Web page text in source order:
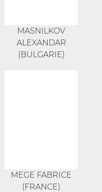
MASNILKOV
ALEXANDAR
(BULGARIE)
MEGE FABRICE
(FRANCE)